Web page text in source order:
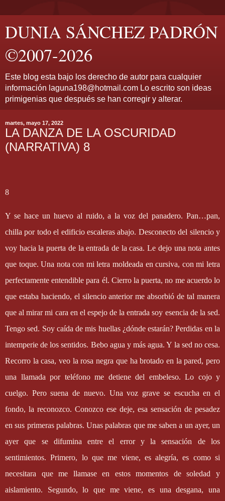
DUNIA SÁNCHEZ PADRÓN
©2007-2026
Este blog esta bajo los derecho de autor para cualquier
información laguna198@hotmail.com Lo escrito son ideas
primigenias que después se han corregir y alterar.
martes, mayo 17, 2022
LA DANZA DE LA OSCURIDAD
(NARRATIVA) 8
8
Y se hace un huevo al ruido, a la voz del panadero. Pan…pan,
chilla por todo el edificio escaleras abajo. Desconecto del silencio y
voy hacia la puerta de la entrada de la casa. Le dejo una nota antes
que toque. Una nota con mi letra moldeada en cursiva, con mi letra
perfectamente entendible para él. Cierro la puerta, no me acuerdo lo
que estaba haciendo, el silencio anterior me absorbió de tal manera
que al mirar mi cara en el espejo de la entrada soy esencia de la sed.
Tengo sed. Soy caída de mis huellas ¿dónde estarán? Perdidas en la
intemperie de los sentidos. Bebo agua y más agua. Y la sed no cesa.
Recorro la casa, veo la rosa negra que ha brotado en la pared, pero
una llamada por teléfono me detiene del embeleso. Lo cojo y
cuelgo. Pero suena de nuevo. Una voz grave se escucha en el
fondo, la reconozco. Conozco ese deje, esa sensación de pesadez
en sus primeras palabras. Unas palabras que me saben a un ayer, un
ayer que se difumina entre el error y la sensación de los
sentimientos. Primero, lo que me viene, es alegría, es como si
necesitara que me llamase en estos momentos de soledad y
aislamiento. Segundo, lo que me viene, es una desgana, una